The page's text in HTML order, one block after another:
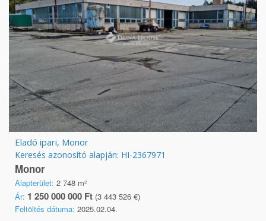
Eladó ipari, Monor
Keresés azonosító alapján: HI-2367971
Monor
Alapterület: 2 748 m²
Ár: 1 250 000 000 Ft (3 443 526 €)
Feltöltés dátuma: 2025.02.04.